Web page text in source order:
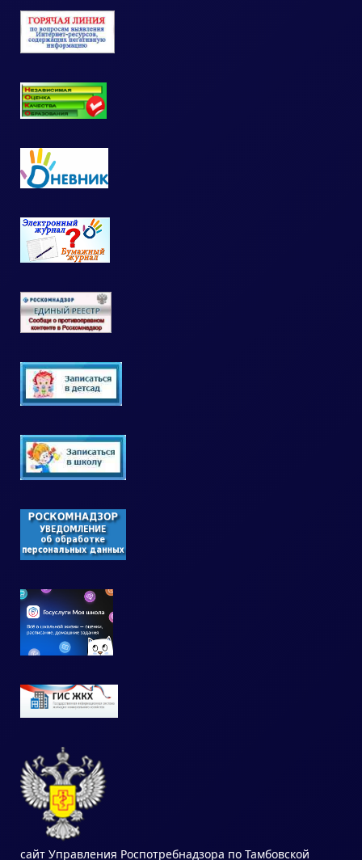
сайт Управления Роспотребнадзора по Тамбовской